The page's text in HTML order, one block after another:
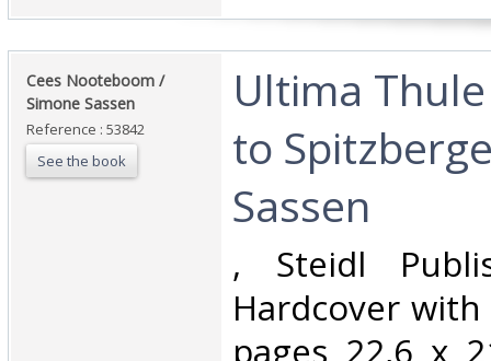
‎Cees Nooteboom /
Simone Sassen‎
Reference : 53842
See the book
‎Ultima
to
Sassen‎
‎, Steidl
Hardcover
pages 22,6 x